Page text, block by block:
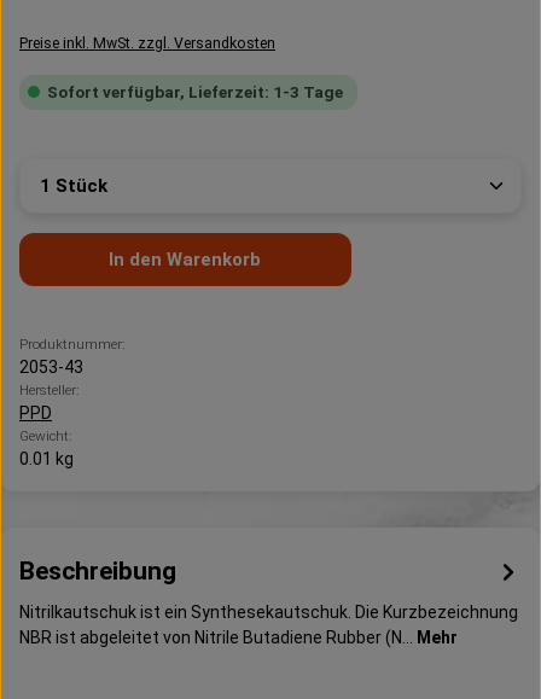
Preise inkl. MwSt. zzgl. Versandkosten
Sofort verfügbar, Lieferzeit: 1-3 Tage
Produkt Anzahl: Gib den gewünschten Wert ein
In den Warenkorb
Produktnummer:
2053-43
Hersteller:
PPD
Gewicht:
0.01 kg
Beschreibung
Nitrilkautschuk ist ein Synthesekautschuk. Die Kurzbezeichnung
NBR ist abgeleitet von Nitrile Butadiene Rubber (N…
Mehr